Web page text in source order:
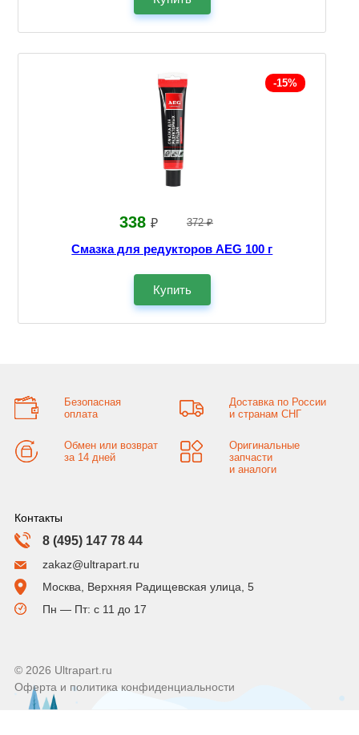
-15%
338 ₽ 372 ₽
Смазка для редукторов AEG 100 г
Купить
Безопасная
оплата
Доставка по России
и странам СНГ
Обмен или возврат
за 14 дней
Оригинальные
запчасти
и аналоги
Контакты
8 (495) 147 78 44
zakaz@ultrapart.ru
Москва, Верхняя Радищевская улица, 5
Пн — Пт: с 11 до 17
© 2026 Ultrapart.ru
Оферта и политика конфиденциальности